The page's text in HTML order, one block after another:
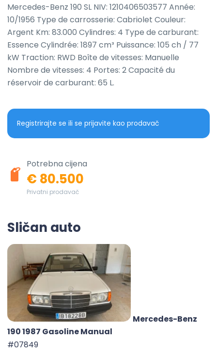
Mercedes-Benz 190 SL NIV: 1210406503577 Année:
10/1956 Type de carrosserie: Cabriolet Couleur:
Argent Km: 83.000 Cylindres: 4 Type de carburant:
Essence Cylindrée: 1897 cm³ Puissance: 105 ch / 77
kW Traction: RWD Boîte de vitesses: Manuelle
Nombre de vitesses: 4 Portes: 2 Capacité du
réservoir de carburant: 65 L.
Registrirajte se ili se prijavite kao prodavač
Potrebna cijena
€ 80.500
Privatni prodavač
Sličan auto
Mercedes-Benz
190 1987 Gasoline Manual
#07849